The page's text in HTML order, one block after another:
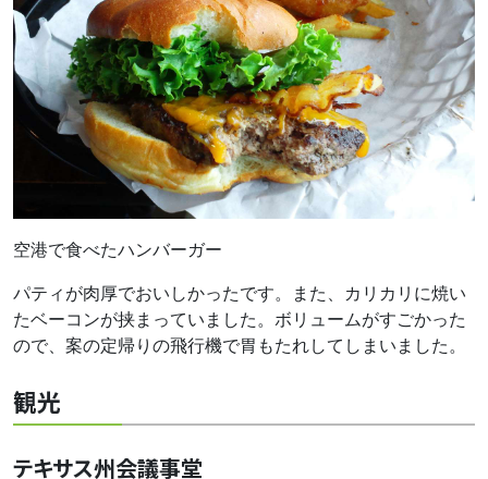
空港で食べたハンバーガー
パティが肉厚でおいしかったです。また、カリカリに焼い
たベーコンが挟まっていました。ボリュームがすごかった
ので、案の定帰りの飛行機で胃もたれしてしまいました。
観光
テキサス州会議事堂